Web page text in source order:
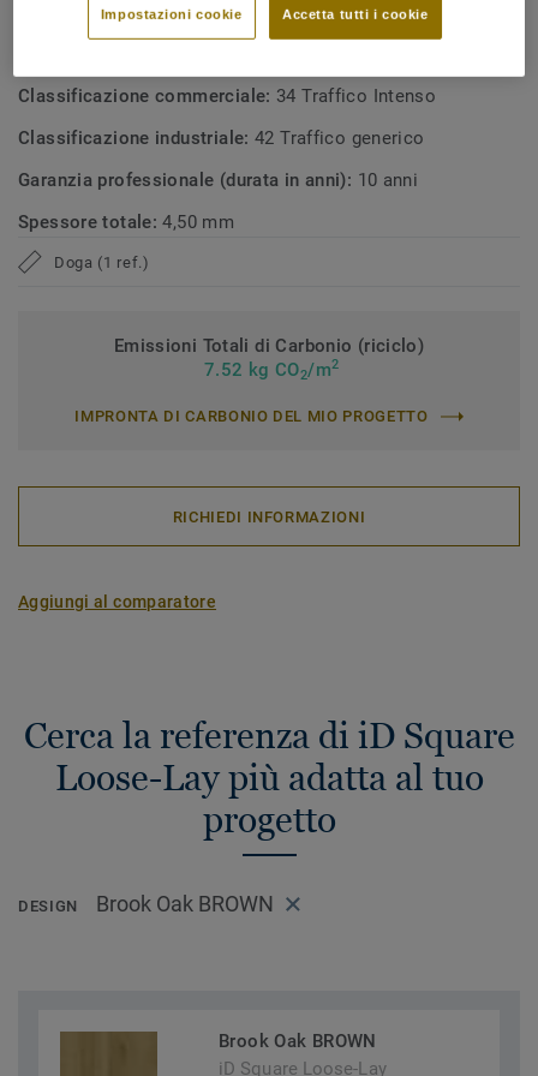
Tipologia di prodotto:Pavimento vinilico eterogeneo (ISO
Classificazione commerciale: 34 Traffico Intenso
Classificazione industriale:42 Traffico generico
Garanzia professionale (durata in anni): 10 anni
Spessore totale:4,50 mm
Doga (1 ref.)
Emissioni Totali di Carbonio (riciclo)
7.52 kg CO2/m2
IMPRONTA DI CARBONIO DEL MIO PROGETTO
RICHIEDI INFORMAZIONI
Aggiungi al comparatore
Cerca la referenza di iD Square
Loose-Lay più adatta al tuo
progetto
DESIGN Brook Oak BROWN
Brook Oak BROWN
iD Square Loose-Lay
Accetta tutti i cookie
Impostazioni cookie